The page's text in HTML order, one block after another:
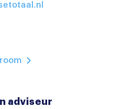
adviseur